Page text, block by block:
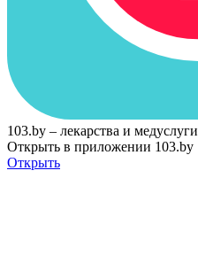
103.by – лекарства и медуслуги
Открыть в приложении 103.by
Открыть